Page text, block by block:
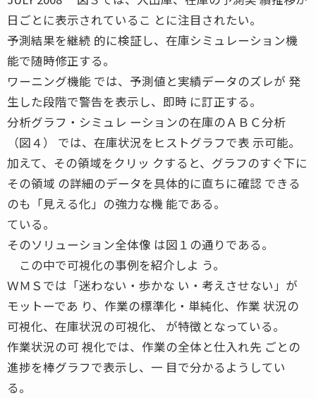
日ごとに表示されているこ とに注目されたい。
予測結果を継続 的に検証し、在庫シミュレーション機
能で随時修正する。
ワーニング機能 では、予測値と実績データのズレが 発
生した段階で警告を表示し、即時 に訂正する。
分析グラフ・シミュレ ーションの在庫のＡＢＣ分析
（図４） では、在庫状況をヒストグラフで表 示可能。
加えて、その領域をクリッ クすると、グラフのすぐ下に
その領域 の詳細のデータを具体的に直ちに確認 できる
のも「見える化」の強力な機 能である。
ている。
そのソリューション全体像 は図１の通りである。
この中で可視化の事例を紹介しよ う。
ＷＭＳでは「迷わない・歩かな い・考えさせない」が
モットーであ り、作業の標準化・単純化、作業 状況の
可視化、在庫状況の可視化、 が特徴となっている。
作業状況の可 視化では、作業の全体と仕入れ先 ごとの
進捗を棒グラフで表示し、一 目で分かるようしてい
る。